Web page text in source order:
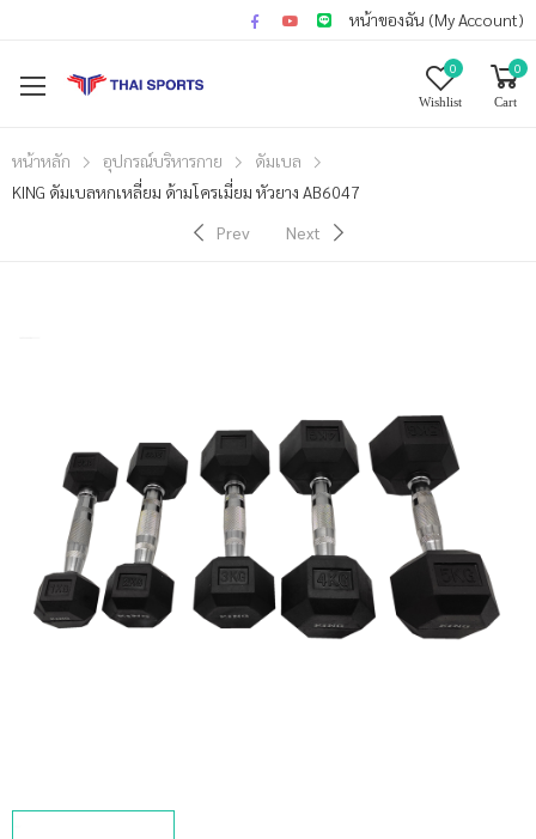
หน้าของฉัน (My Account)
0
Wishlist
0
Cart
หน้าหลัก อุปกรณ์บริหารกาย
ดัมเบล
KING ดัมเบลหกเหลี่ยม ด้ามโครเมี่ยม หัวยาง AB6047
Prev
Next